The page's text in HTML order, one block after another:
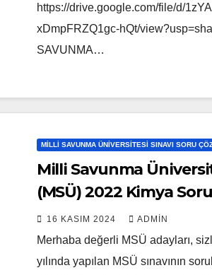
https://drive.google.com/file/d/
xDmpFRZQ1gc-hQt/
SAVUNMA…
MILLI SAVUNMA ÜNIVERSITESI SINAVI SORU
Milli Savunma
(MSÜ) 2022 Kimya
16 KASIM 2024 ADMIN
Merhaba değerli MSÜ adayları,
yılında yapılan MSÜ sınavının